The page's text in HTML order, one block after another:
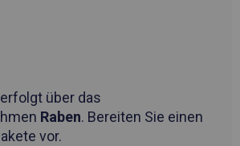
über das
Raben. Bereiten Sie einen
vor.